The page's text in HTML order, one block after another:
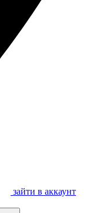
зайти в аккаунт